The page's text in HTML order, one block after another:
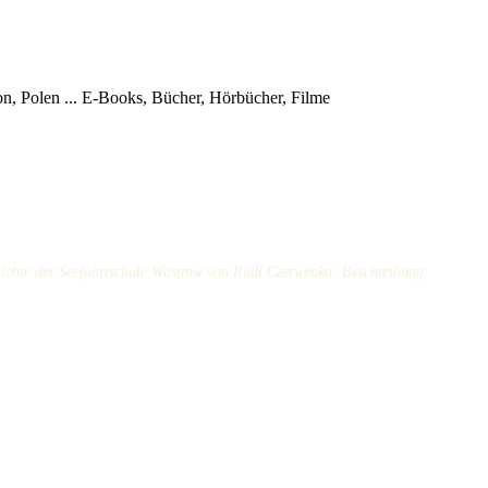
Polen ... E-Books, Bücher, Hörbücher, Filme
der Seefahrtschule Wustrow von Rudi Czerwenka: Beschreibung